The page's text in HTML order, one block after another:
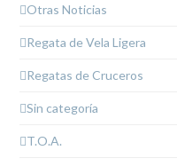
Otras Noticias
Regata de Vela Ligera
Regatas de Cruceros
Sin categoría
T.O.A.